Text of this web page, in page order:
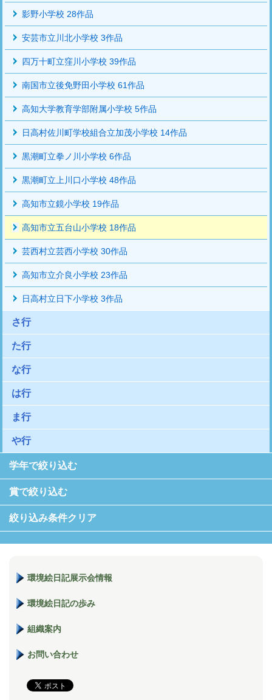
影野小学校 28作品
安芸市立川北小学校 3作品
四万十町立窪川小学校 39作品
南国市立後免野田小学校 61作品
高知大学教育学部附属小学校 5作品
日高村佐川町学校組合立加茂小学校 14作品
黒潮町立拳ノ川小学校 6作品
黒潮町立上川口小学校 48作品
高知市立鏡小学校 19作品
高知市立五台山小学校 18作品
芸西村立芸西小学校 30作品
高知市立介良小学校 23作品
日高村立日下小学校 3作品
さ行
た行
な行
は行
ま行
や行
学年で絞り込む
賞で絞り込む
絞り込み条件クリア
環境絵日記展示会情報
環境絵日記の歩み
組織案内
お問い合わせ